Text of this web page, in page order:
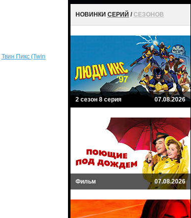
Твин Пикс (Twin
НОВИНКИ СЕРИЙ /СЕЗОНОВ
2 сезон 8 серия 07.08.2026
Фильм 07.08.2026